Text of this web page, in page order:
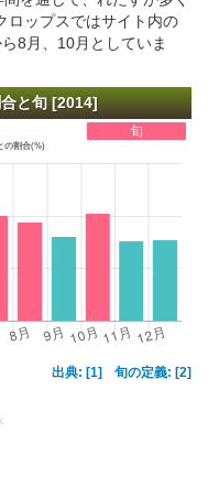
ロップスではサイト内の
8月、10月としていま
と旬 [2014]
旬
出典: [1] 旬の定義: [2]